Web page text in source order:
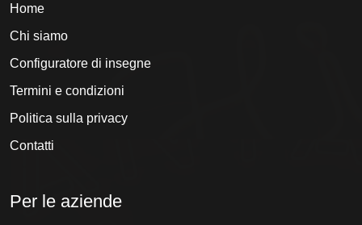
Home
Chi siamo
Configuratore di insegne
Termini e condizioni
Politica sulla privacy
Contatti
Per le aziende